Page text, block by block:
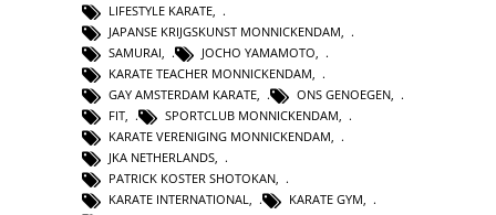
LIFESTYLE KARATE
JAPANSE KRIJGSKUNST MONNICKENDAM
SAMURAI
JOCHO YAMAMOTO
KARATE TEACHER MONNICKENDAM
GAY AMSTERDAM KARATE
ONS GENOEGEN
FIT
SPORTCLUB MONNICKENDAM
KARATE VERENIGING MONNICKENDAM
JKA NETHERLANDS
PATRICK KOSTER SHOTOKAN,
KARATE INTERNATIONAL, KARATE GYM,